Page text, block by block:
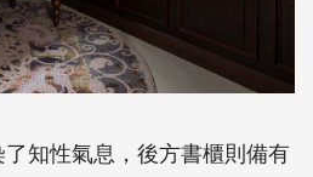
知性氣息，後方書櫃則備有